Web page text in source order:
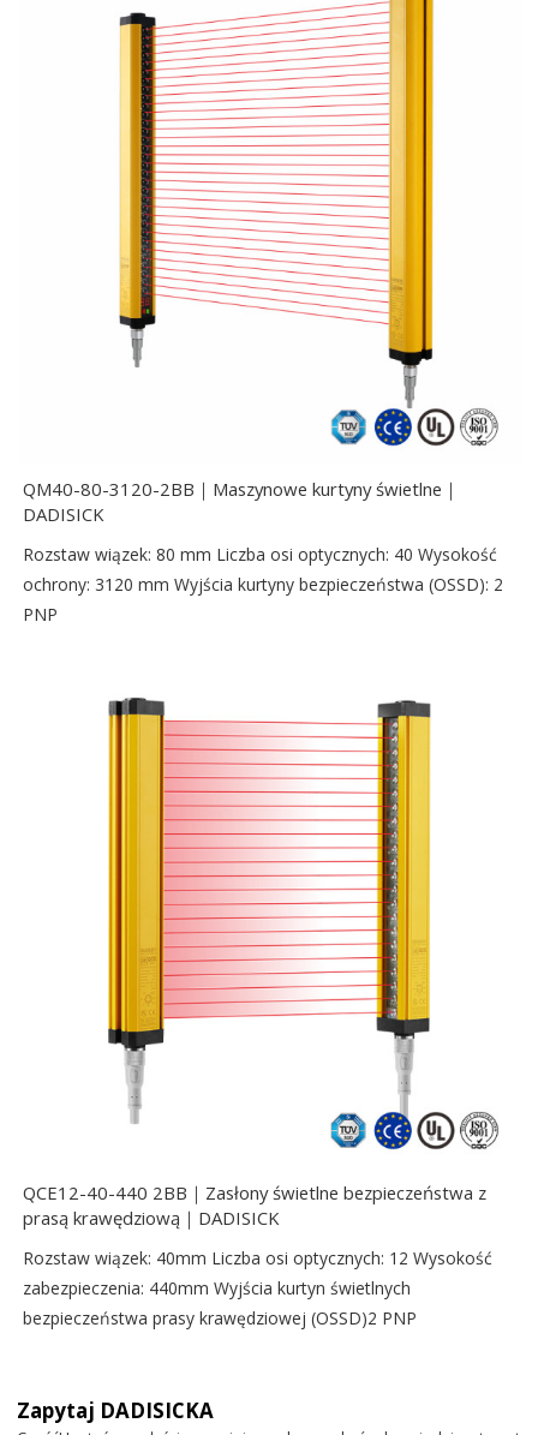
QM40-80-3120-2BB｜Maszynowe kurtyny świetlne｜
DADISICK
Rozstaw wiązek: 80 mm Liczba osi optycznych: 40 Wysokość
ochrony: 3120 mm Wyjścia kurtyny bezpieczeństwa (OSSD): 2
PNP
QCE12-40-440 2BB｜Zasłony świetlne bezpieczeństwa z
prasą krawędziową｜DADISICK
Rozstaw wiązek: 40mm Liczba osi optycznych: 12 Wysokość
zabezpieczenia: 440mm Wyjścia kurtyn świetlnych
bezpieczeństwa prasy krawędziowej (OSSD)2 PNP
Zapytaj DADISICKA